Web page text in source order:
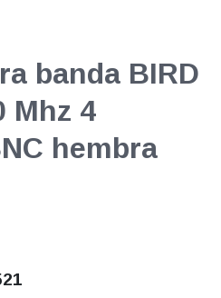
banda BIRD
Mhz 4
hembra